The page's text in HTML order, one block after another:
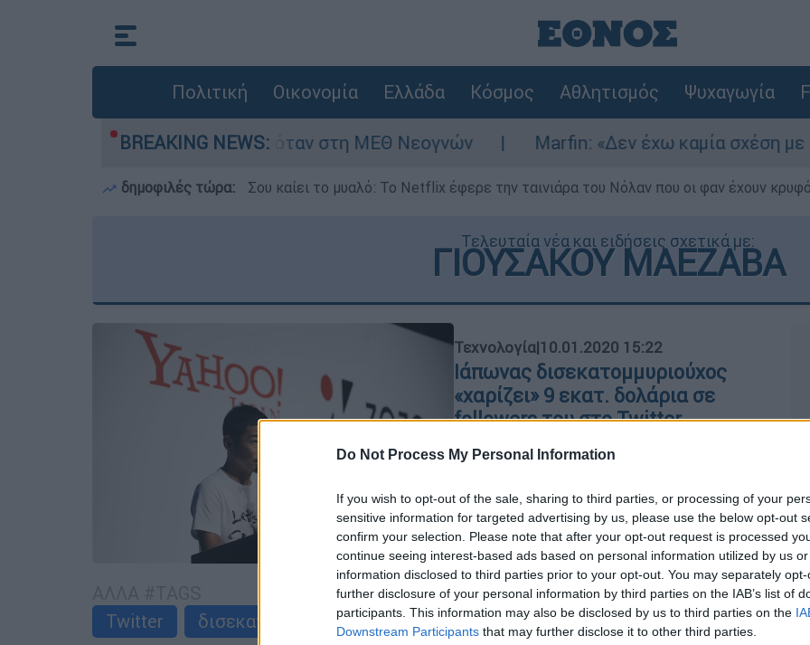
Do Not Process My Personal Information
If you wish to opt-out of the sale, sharing to third parties, or processing of your
sensitive information for targeted advertising by us, please use the below opt-out
confirm your selection. Please note that after your opt-out request is processed
continue seeing interest-based ads based on personal information utilized by us
information disclosed to third parties prior to your opt-out. You may separately
further disclosure of your personal information by third parties on the IAB’s list of
participants. This information may also be disclosed by us to third parties on the
Downstream Participants that may further disclose it to other third parties.
Πολιτική Οικονομία Ελλάδα Κόσμος Αθλητισμός Ψυχαγωγία
BREAKING NEWS:
8 ημερών - Νοσηλευόταν στη ΜΕΘ Νεογνών Marfin: «Δεν έχω καμία σχέση με την
δημοφιλές τώρα: Σου καίει το μυαλό: Το Netflix έφερε την ταινιάρα του Νόλαν που οι φαν έχουν
Τελευταία νέα και ειδήσεις σχετικά με:
ΓΙΟΥΣΑΚΟΥ ΜΑΕΖΑΒΑ
Τεχνολογία|10.01.2020 15:22
Ιάπωνας δισεκατομμυριούχος
«χαρίζει» 9 εκατ. δολάρια σε
followers του στο Twitter
Ο επιχειρηματίας πρόσφατα έδωσε 57
Μπασκιά και έχει κάνει κράτηση στο
πρώτο εμπορικό ταξίδι
της SpaceX γύρω από τη Σελήνη
Twitter
δισεκατομμυριούχος